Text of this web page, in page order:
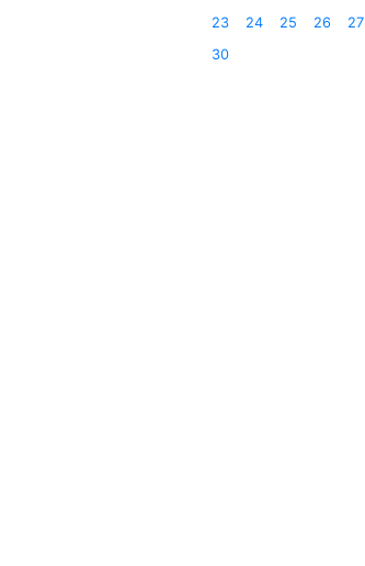
23
24 25 26 27
30